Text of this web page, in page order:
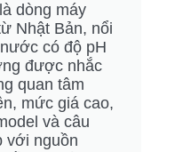
dòng máy
Nhật Bản, nổi
có độ pH
được nhắc
quan tâm
mức giá cao,
và câu
với nguồn